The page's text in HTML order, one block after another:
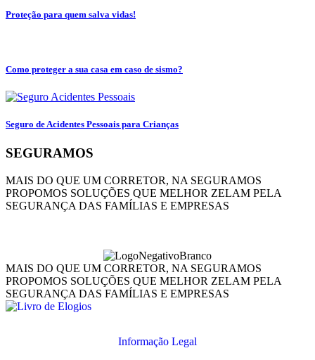
Proteção para quem salva vidas!
Como proteger a sua casa em caso de sismo?
Seguro de Acidentes Pessoais para Crianças
SEGURAMOS
MAIS DO QUE UM CORRETOR, NA SEGURAMOS
PROPOMOS SOLUÇÕES QUE MELHOR ZELAM PELA
SEGURANÇA DAS FAMÍLIAS E EMPRESAS
MAIS DO QUE UM CORRETOR, NA SEGURAMOS
PROPOMOS SOLUÇÕES QUE MELHOR ZELAM PELA
SEGURANÇA DAS FAMÍLIAS E EMPRESAS
Informação Legal